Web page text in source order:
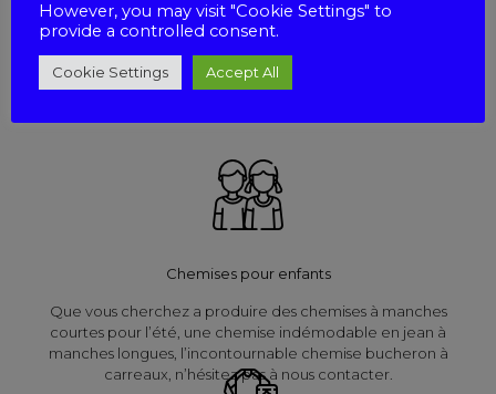
Nous réalisons des chemisiers dans des formes classiques ou
Voile de coton, la Viscose, le Polyester, le Lin Imprimé et le
Coton Imprimé.
Chemises pour enfants
Que vous cherchez a produire des chemises à manches
courtes pour l’été, une chemise indémodable en jean à
manches longues, l’incontournable chemise bucheron à
carreaux, n’hésitez pas à nous contacter.
However, you may visit "Cookie Settings" to
provide a controlled consent.
Cookie Settings Accept All